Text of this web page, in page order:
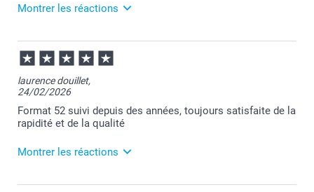
Montrer les réactions
09/07/2026
07:18
Bonjour Bianca,
Merci pour votre commande et je suis ravie
d'apprendre que vous appréciez votre album.
Je reste à votre écoute et je vous souhaite une belle
Cordialement,
Florence@smartphoto
laurence douillet,
24/02/2026
Format 52 suivi depuis des années, toujours satisfaite de la
rapidité et de la qualité
Montrer les réactions
26/02/2026